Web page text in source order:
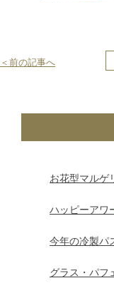
投
ナ
ビ
＜前の記事へ
お花型マルゲ
ハッピーアワ
今年の冷製パ
グラス・パフ